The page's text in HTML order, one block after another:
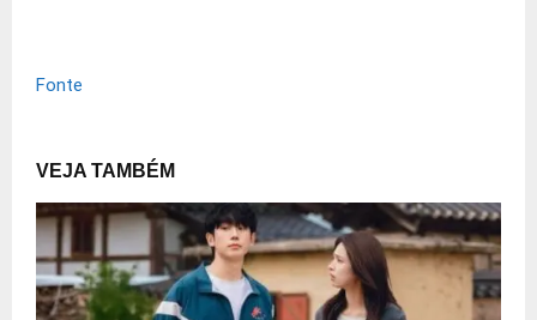
Fonte
VEJA TAMBÉM